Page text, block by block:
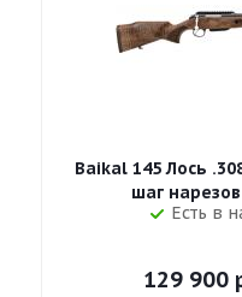
Baikal 145 Лось
Есть в
129 900